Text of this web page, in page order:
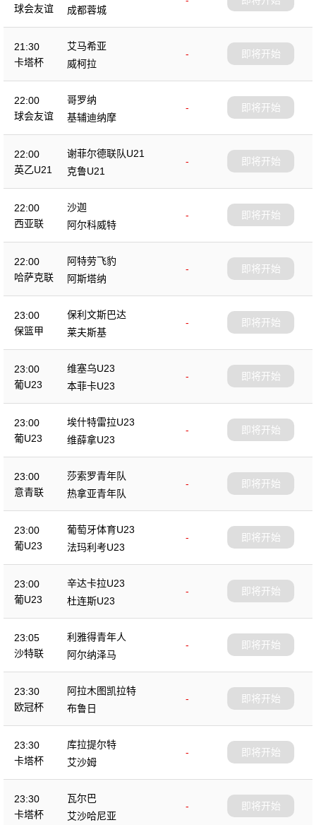
球会友谊
成都蓉城
21:30
卡塔杯
艾马希亚
-
威柯拉
即将开始
22:00
球会友谊
哥罗纳
-
基辅迪纳摩
即将开始
22:00
英乙U21
谢菲尔德联队U21
-
克鲁U21
即将开始
22:00
西亚联
沙迦
-
阿尔科威特
即将开始
22:00
哈萨克联
阿特劳飞豹
-
阿斯塔纳
即将开始
23:00
保篮甲
保利文斯巴达
-
莱夫斯基
即将开始
23:00
葡U23
维塞乌U23
-
本菲卡U23
即将开始
23:00
葡U23
埃什特雷拉U23
-
维薛拿U23
即将开始
23:00
意青联
莎索罗青年队
-
热拿亚青年队
即将开始
23:00
葡U23
葡萄牙体育U23
-
法玛利考U23
即将开始
23:00
葡U23
辛达卡拉U23
-
杜连斯U23
即将开始
23:05
沙特联
利雅得青年人
-
阿尔纳泽马
即将开始
23:30
欧冠杯
阿拉木图凯拉特
-
布鲁日
即将开始
23:30
卡塔杯
库拉提尔特
-
艾沙姆
即将开始
23:30
卡塔杯
瓦尔巴
-
艾沙哈尼亚
即将开始